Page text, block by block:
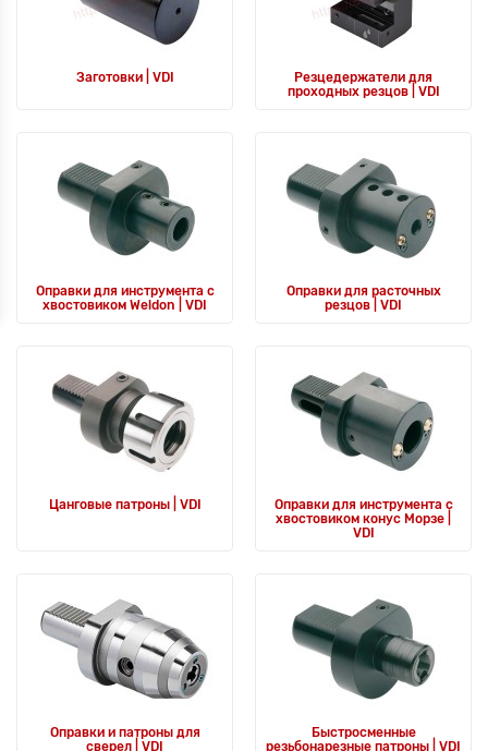
Заготовки | VDI
Резцедержатели для
проходных резцов | VDI
Оправки для инструмента с
хвостовиком Weldon | VDI
Оправки для расточных
резцов | VDI
Цанговые патроны | VDI
Оправки для инструмента с
хвостовиком конус Морзе |
VDI
Оправки и патроны для
сверел | VDI
Быстросменные
резьбонарезные патроны | VDI